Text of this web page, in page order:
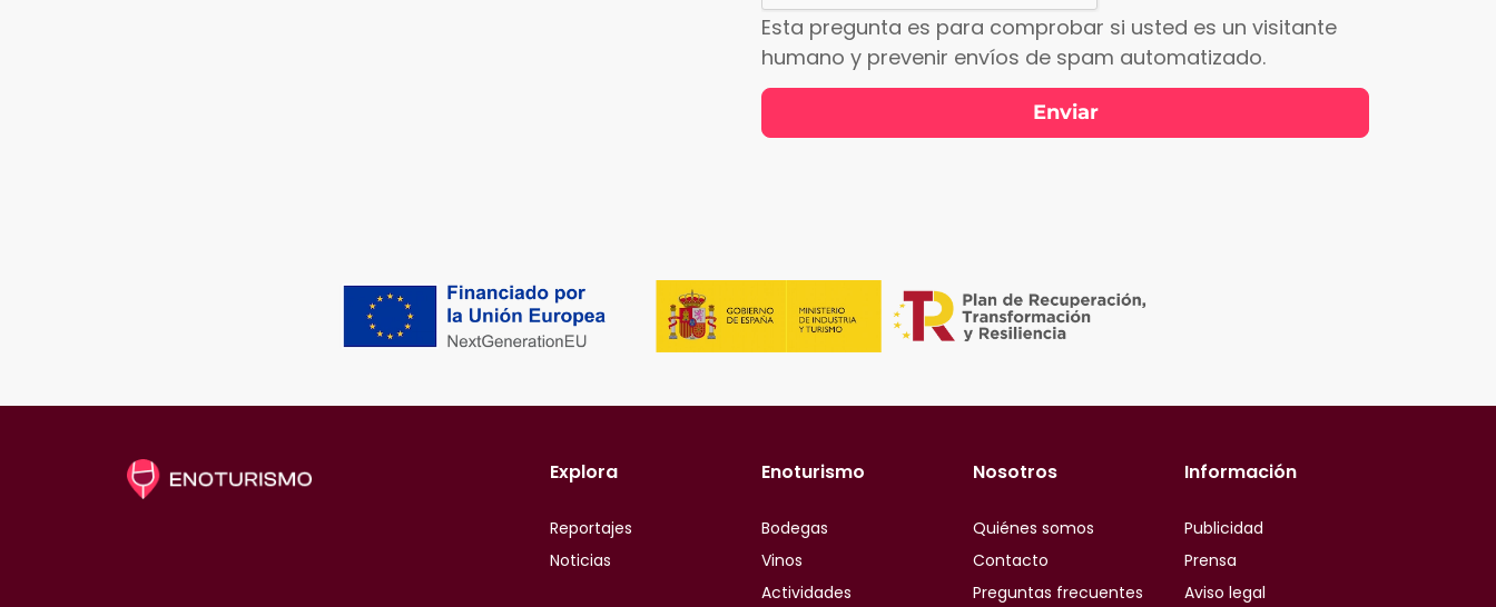
Esta pregunta es para comprobar si usted es un visitante
humano y prevenir envíos de spam automatizado.
Explora
Reportajes
Noticias
Enoturismo
Bodegas
Vinos
Actividades
Nosotros
Quiénes somos
Contacto
Preguntas frecuentes
Información
Publicidad
Prensa
Aviso legal